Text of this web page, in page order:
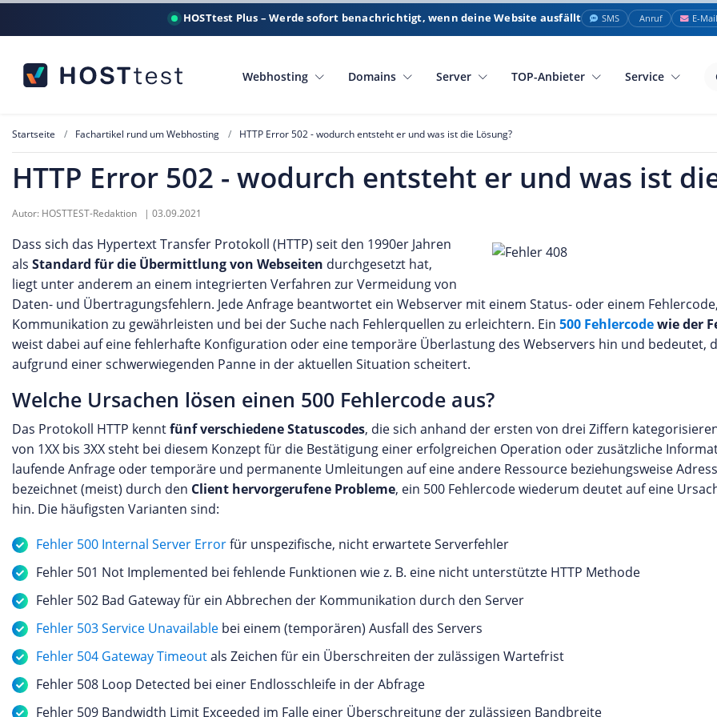
HOSTtest Plus – Werde sofort benachrichtigt, wenn deine Website ausfällt SMS Anruf E-Mail
Webhosting Domains Server TOP-Anbieter Service
Startseite Fachartikel rund um Webhosting HTTP Error 502 - wodurch entsteht er und was ist die Lösung?
HTTP Error 502 - wodurch entsteht er und was ist
Autor: HOSTTEST-Redaktion | 03.09.2021
Dass sich das Hypertext Transfer Protokoll (HTTP) seit den 1990er Jahren
als Standard für die Übermittlung von Webseiten durchgesetzt hat,
liegt unter anderem an einem integrierten Verfahren zur Vermeidung von
Daten- und Übertragungsfehlern. Jede Anfrage beantwortet ein Webserver mit einem Status- oder einem
Kommunikation zu gewährleisten und bei der Suche nach Fehlerquellen zu erleichtern. Ein 500 Fehlercodewie der
weist dabei auf eine fehlerhafte Konfiguration oder eine temporäre Überlastung des Webservers hin und bedeutet,
aufgrund einer schwerwiegenden Panne in der aktuellen Situation scheitert.
Welche Ursachen lösen einen 500 Fehlercode aus?
Das Protokoll HTTP kenntfünf verschiedene Statuscodes, die sich anhand der ersten von drei Ziffern
von 1XX bis 3XX steht bei diesem Konzept für die Bestätigung einer erfolgreichen Operation oder zusätzliche
laufende Anfrage oder temporäre und permanente Umleitungen auf eine andere Ressource beziehungsweise
bezeichnet (meist) durch den Client hervorgerufene Probleme, ein 500 Fehlercode wiederum deutet auf eine
hin. Die häufigsten Varianten sind:
Fehler 500 Internal Server Errorfür unspezifische, nicht erwartete Serverfehler
Fehler 501 Not Implemented bei fehlende Funktionen wie z. B. eine nicht unterstützte HTTP Methode
Fehler 502 Bad Gateway für ein Abbrechen der Kommunikation durch den Server
Fehler 503 Service Unavailable bei einem (temporären) Ausfall des Servers
Fehler 504 Gateway Timeoutals Zeichen für ein Überschreiten der zulässigen Wartefrist
Fehler 508 Loop Detected bei einer Endlosschleife in der Abfrage
Fehler 509 Bandwidth Limit Exceeded im Falle einer Überschreitung der zulässigen Bandbreite